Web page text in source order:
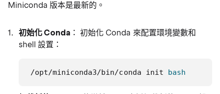
Miniconda 版本是最新的。
初始化 Conda ： 初始化 Conda 來配置環境變數和
shell 設置：
/opt/miniconda3/bin/conda init bash